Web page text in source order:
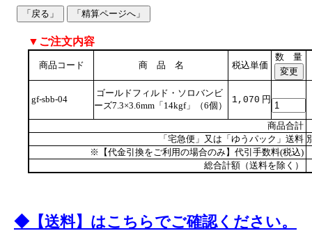
▼ご注文内容
商品コード 商 品 名 税込単価
数 量
gf-sbb-04
ゴールドフィルド・ソロバンビ
ーズ7.3×3.6mm「14kgf」（6個）
1,070 円
商品合計
「宅急便」又は「ゆうパック」送料
※【代金引換をご利用の場合のみ】代引手数料(税込)
総合計額（送料を除く）
◆【送料】はこちらでご確認ください。